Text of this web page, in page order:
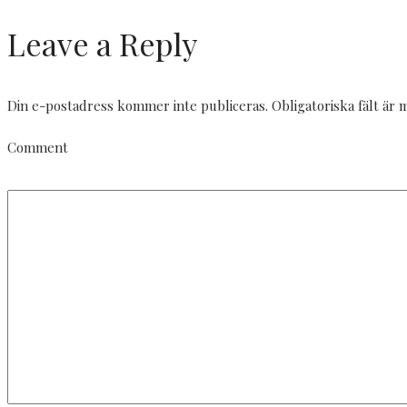
Leave a Reply
Din e-postadress kommer inte publiceras. Obligatoriska fält är
Comment